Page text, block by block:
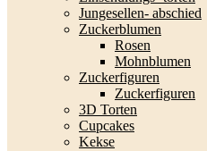
Jungesellen- abschied
Zuckerblumen
Rosen
Mohnblumen
Zuckerfiguren
Zuckerfiguren
3D Torten
Cupcakes
Kekse